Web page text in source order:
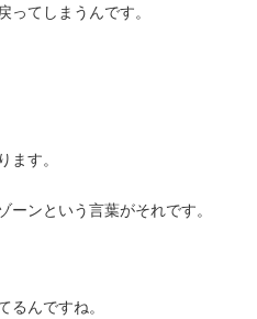
ってしまうんです。
す。
ンという言葉がそれです。
んですね。